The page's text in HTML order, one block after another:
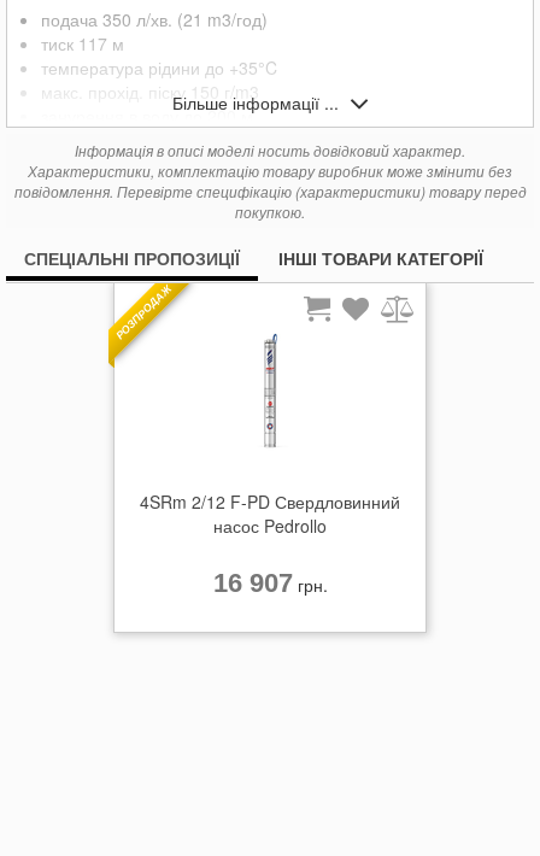
подача 350 л/хв. (21 m3/год)
тиск 117 м
температура рідини до +35°C
макс. прохід. піску 150 г/m3
занурення в воду до 200 м
Більше інформації ...
Інформація в описі моделі носить довідковий характер.
Характеристики, комплектацію товару виробник може змінити без
повідомлення. Перевірте специфікацію (характеристики) товару перед
покупкою.
СПЕЦІАЛЬНІ ПРОПОЗИЦІЇ ІНШІ ТОВАРИ КАТЕГОРІЇ
РОЗПРОДАЖ
4SRm 2/12 F-PD Свердловинний
насос Pedrollo
16 907 грн.